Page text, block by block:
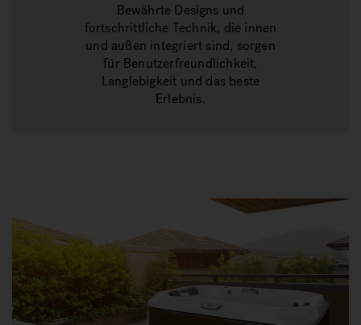
Bewährte Designs und
fortschrittliche Technik, die innen
und außen integriert sind, sorgen
für Benutzerfreundlichkeit,
Langlebigkeit und das beste
Erlebnis.